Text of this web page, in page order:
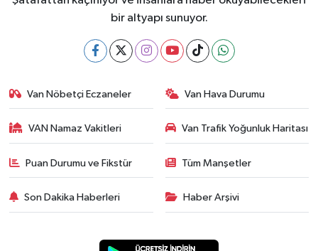
bir altyapı sunuyor.
Van Nöbetçi Eczaneler Van Hava Durumu
VAN Namaz Vakitleri Van Trafik Yoğunluk Haritası
Puan Durumu ve Fikstür Tüm Manşetler
Son Dakika Haberleri Haber Arşivi